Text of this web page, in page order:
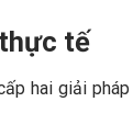
tế
hai giải